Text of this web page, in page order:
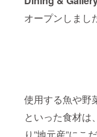
オープンしまし
使用する魚や野
といった食材は
り”地元産”にこ